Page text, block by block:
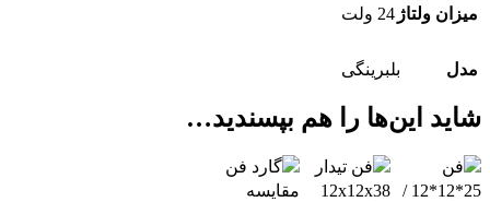
میزان ولتاژ 24 ولت
مدل بلبرینگی
شاید این‌ها را هم بپسندید…
مقايسه